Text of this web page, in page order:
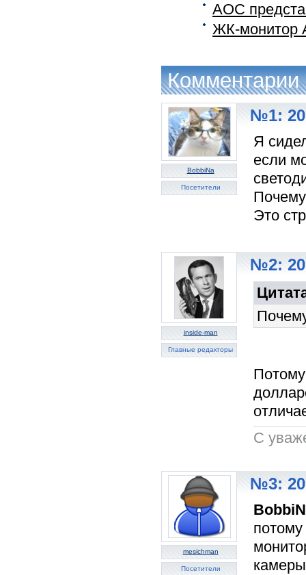
AOC
ЖК-монитор
Комментарии
BobbiNa
Посетители
№1: 20
Я
если
Это
inside-man
Главные редакторы
№2: 20
Потому
C
mesichman
Посетители
№3: 20